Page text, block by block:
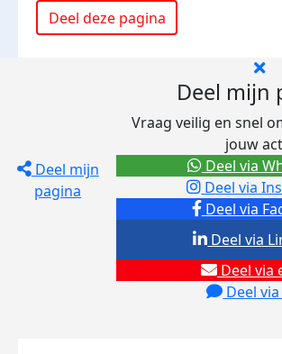
Deel deze pagina
Deel mijn
pagina
Deel mijn
Vraag veilig en snel
jouw
Deel via
Deel via
Deel via
Deel via
Deel via
Deel via